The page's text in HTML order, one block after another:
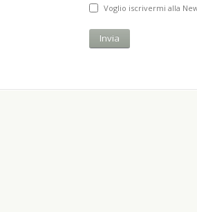
Voglio iscrivermi alla